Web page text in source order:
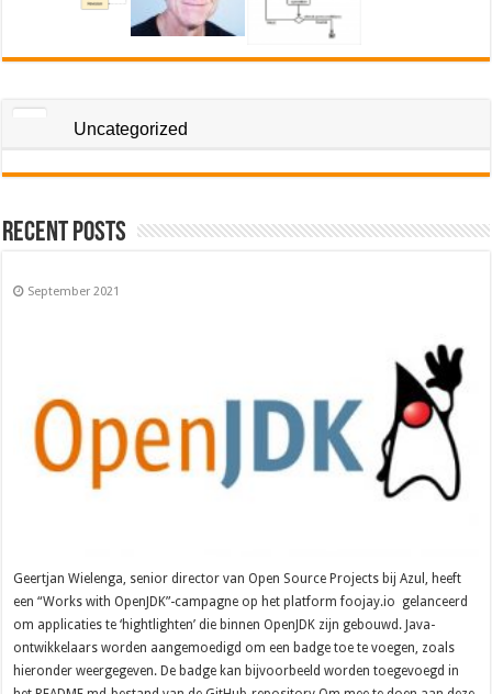
Uncategorized
Recent Posts
September 2021
Geertjan Wielenga, senior director van Open Source Projects bij Azul, heeft
een “Works with OpenJDK”-campagne op het platform foojay.io gelanceerd
om applicaties te ‘hightlighten’ die binnen OpenJDK zijn gebouwd. Java-
ontwikkelaars worden aangemoedigd om een ​​badge toe te voegen, zoals
hieronder weergegeven. De badge kan bijvoorbeeld worden toegevoegd in